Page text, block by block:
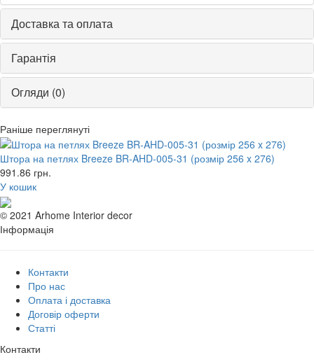
Доставка та оплата
Гарантія
Огляди (0)
Раніше переглянуті
Штора на петлях Breeze BR-AHD-005-31 (розмір 256 x 276)
991.86 грн.
У кошик
© 2021 Arhome Interior decor
Інформація
Контакти
Про нас
Оплата і доставка
Договір оферти
Статті
Контакти